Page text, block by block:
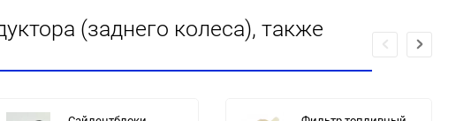
(заднего колеса), также